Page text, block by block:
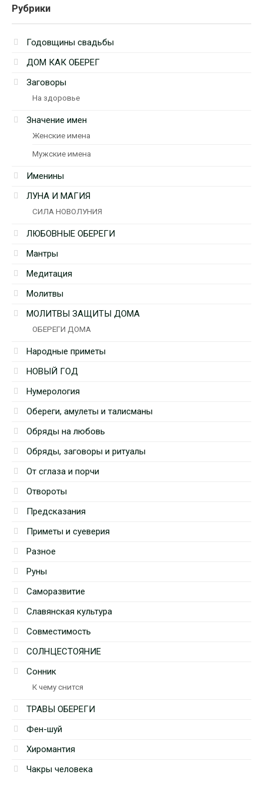
Рубрики
Годовщины свадьбы
ДОМ КАК ОБЕРЕГ
Заговоры
На здоровье
Значение имен
Женские имена
Мужские имена
Именины
ЛУНА И МАГИЯ
СИЛА НОВОЛУНИЯ
ЛЮБОВНЫЕ ОБЕРЕГИ
Мантры
Медитация
Молитвы
МОЛИТВЫ ЗАЩИТЫ ДОМА
ОБЕРЕГИ ДОМА
Народные приметы
НОВЫЙ ГОД
Нумерология
Обереги, амулеты и талисманы
Обряды на любовь
Обряды, заговоры и ритуалы
От сглаза и порчи
Отвороты
Предсказания
Приметы и суеверия
Разное
Руны
Саморазвитие
Славянская культура
Совместимость
СОЛНЦЕСТОЯНИЕ
Сонник
К чему снится
ТРАВЫ ОБЕРЕГИ
Фен-шуй
Хиромантия
Чакры человека